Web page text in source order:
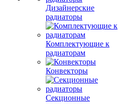
Дизайнерские
радиаторы
Комплектующие к
радиаторам
Конвекторы
Секционные